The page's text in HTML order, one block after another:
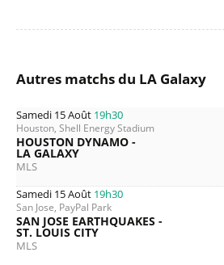
Autres matchs du LA Galaxy
Samedi 15 Août 19h30
Houston, Shell Energy Stadium
HOUSTON DYNAMO -
LA GALAXY
MLS
Samedi 15 Août 19h30
San Jose, PayPal Park
SAN JOSE EARTHQUAKES -
ST. LOUIS CITY
MLS